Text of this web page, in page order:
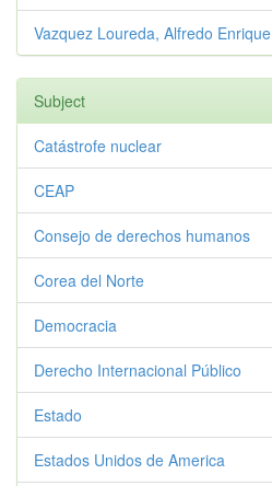
Vazquez Loureda, Alfredo Enrique
Subject
Catástrofe nuclear
CEAP
Consejo de derechos humanos
Corea del Norte
Democracia
Derecho Internacional Público
Estado
Estados Unidos de America